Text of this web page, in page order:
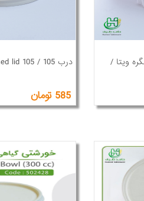
درب 105 / Bio-Based lid 105
585 تومان
درب کنگره ویتا /